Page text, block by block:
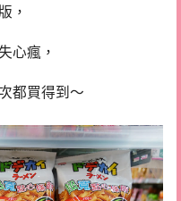
，
心瘋，
都買得到～